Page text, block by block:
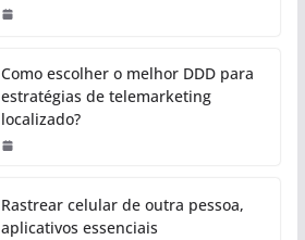
Como escolher o melhor DDD para
estratégias de telemarketing
localizado?
Rastrear celular de outra pessoa,
aplicativos essenciais